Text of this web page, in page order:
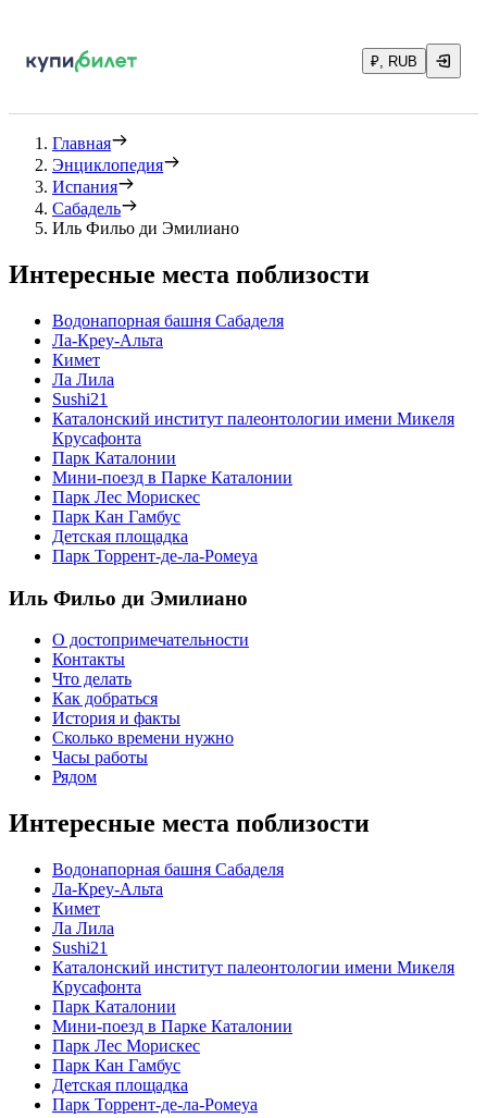
₽, RUB
Главная
Энциклопедия
Испания
Сабадель
Иль Фильо ди Эмилиано
Интересные места поблизости
Водонапорная башня Сабаделя
Ла-Креу-Альта
Кимет
Ла Лила
Sushi21
Каталонский институт палеонтологии имени Микеля
Крусафонта
Парк Каталонии
Мини-поезд в Парке Каталонии
Парк Лес Морискес
Парк Кан Гамбус
Детская площадка
Парк Торрент-де-ла-Ромеуа
Иль Фильо ди Эмилиано
О достопримечательности
Контакты
Что делать
Как добраться
История и факты
Сколько времени нужно
Часы работы
Рядом
Интересные места поблизости
Водонапорная башня Сабаделя
Ла-Креу-Альта
Кимет
Ла Лила
Sushi21
Каталонский институт палеонтологии имени Микеля
Крусафонта
Парк Каталонии
Мини-поезд в Парке Каталонии
Парк Лес Морискес
Парк Кан Гамбус
Детская площадка
Парк Торрент-де-ла-Ромеуа